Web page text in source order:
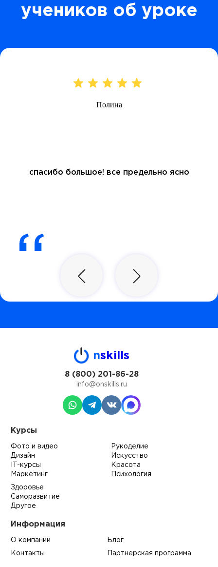
учеников об уроке
Полина
спасибо большое! все предельно ясно
nskills
8 (800) 201-86-28
info@onskills.ru
Курсы
Фото и видео
Дизайн
IT-курсы
Маркетинг
Рукоделие
Искусство
Красота
Психология
Здоровье
Саморазвитие
Другое
Информация
О компании Блог
Контакты Партнерская программа